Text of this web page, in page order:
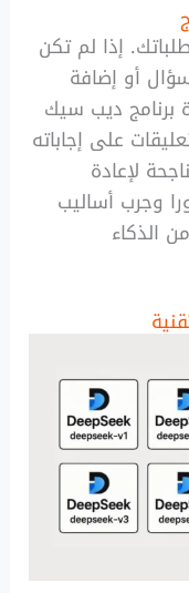
إذا لم تكن
أو إضافة
برنامج ديب سيك
على إجاباته
لإعادة
وجرب أساليب
الذكاء